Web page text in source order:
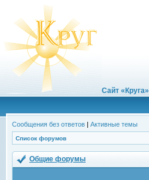
Сайт «Круга»
Сообщения без ответов | Активные темы
Список форумов
Общие форумы